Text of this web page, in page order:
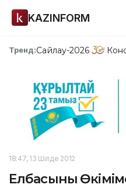
KAZINFORM
Тренд:Сайлау-2026
18:47, 13 Шілде 2012
Елбасының